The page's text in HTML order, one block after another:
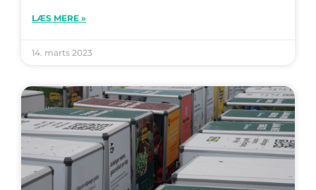
LÆS MERE »
14. marts 2023